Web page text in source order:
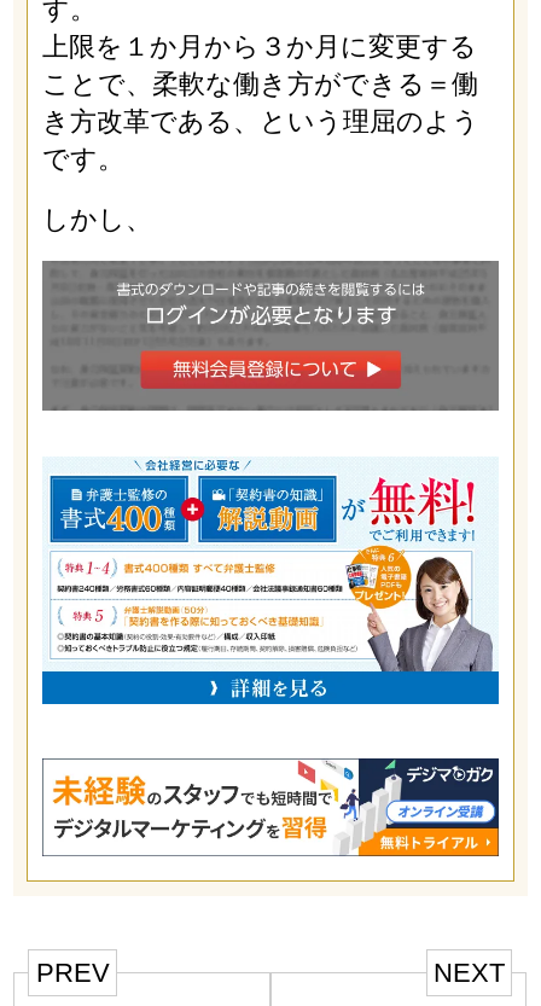
す。
上限を１か月から３か月に変更する
ことで、柔軟な働き方ができる＝働
き方改革である、という理屈のよう
です。
しかし、
PREV NEXT